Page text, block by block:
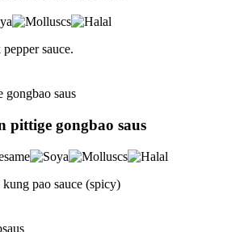
sauce.
pittige gongbao saus
pao sauce (spicy)